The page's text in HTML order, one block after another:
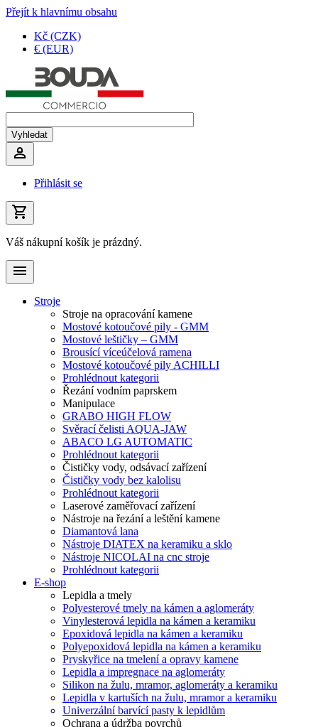
Přejít k hlavnímu obsahu
Kč (CZK)
€ (EUR)
Přihlásit se
Váš nákupní košík je prázdný.
Stroje
Stroje na opracování kamene
Mostové kotoučové pily - GMM
Mostové leštičky – GMM
Brousící víceúčelová ramena
Mostové kotoučové pily ACHILLI
Prohlédnout kategorii
Řezání vodním paprskem
Manipulace
GRABO HIGH FLOW
Svěrací čelisti AQUA-JAW
ABACO LG AUTOMATIC
Prohlédnout kategorii
Čističky vody, odsávací zařízení
Čističky vody bez kalolisu
Prohlédnout kategorii
Laserové zaměřovací zařízení
Nástroje na řezání a leštění kamene
Diamantová lana
Nástroje DIATEX na keramiku a sklo
Nástroje NICOLAI na cnc stroje
Prohlédnout kategorii
E-shop
Lepidla a tmely
Polyesterové tmely na kámen a aglomeráty
Vinylesterová lepidla na kámen a keramiku
Epoxidová lepidla na kámen a keramiku
Polyepoxidová lepidla na kámen a keramiku
Pryskyřice na tmelení a opravy kamene
Lepidla a impregnace na aglomeráty
Silikon na žulu, mramor, aglomeráty a keramiku
Lepidla v kartuších na žulu, mramor a keramiku
Univerzální barvící pasty k lepidlům
Ochrana a údržba povrchů